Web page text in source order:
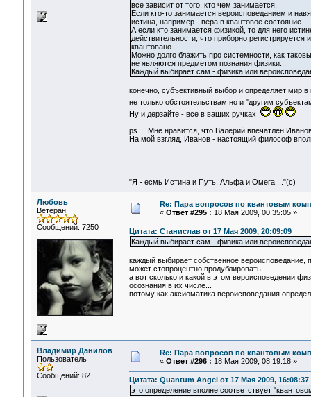
все зависит от того, кто чем занимается.
Если кто-то занимается вероисповеданием и
истина, например - вера в квантовое состояние.
А если кто занимается физикой, то для него
действительности, что приборно
квантовано.
Можно долго блажить про системности, как
не являются предметом познания физики...
Каждый выбирает сам - физика или
конечно, субъективный выбор и определяет мир
не только обстоятельствам но и "другим
Ну и дерзайте - все в ваших ручках
ps ... Мне нравится, что Валерий впечатлен
На мой взгляд, Иванов - настоящий философ
"Я - есмь Истина и Путь, Альфа и Омега ..."(с)
Любовь
Ветеран
Сообщений: 7250
Re: Пара вопросов по квантовым
« Ответ #295 : 18 Мая 2009, 00:35:05 »
Цитата: Станислав от 17 Мая 2009, 20:09:09
Каждый выбирает сам - физика или
каждый выбирает собственное вероисповедание,
может стопроцентно продублировать...
а вот сколько и какой в этом вероисповедении
осознания в их числе...
потому как аксиоматика вероисповедания
Владимир Данилов
Пользователь
Сообщений: 82
Re: Пара вопросов по квантовым
« Ответ #296 : 18 Мая 2009, 08:19:18 »
Цитата: Quantum Angel от 17 Мая 2009, 16:08:37
это определение вполне соответствует